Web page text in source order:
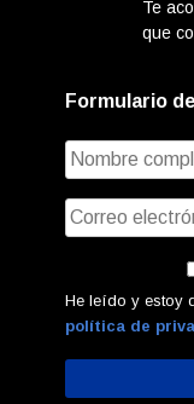
Te
que
Formulario
He leído y estoy
política de